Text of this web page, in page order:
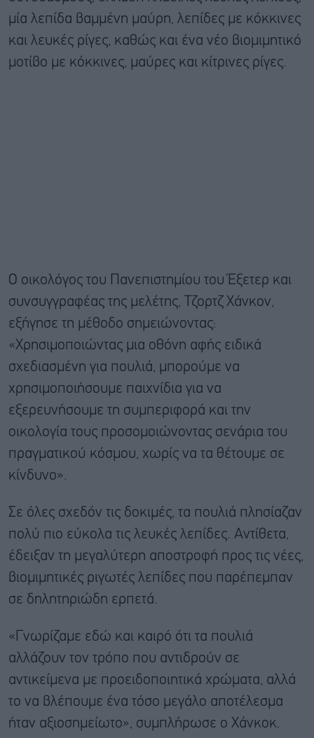
μία λεπίδα βαμμένη μαύρη, λεπίδες με κόκκινες
και λευκές ρίγες, καθώς και ένα νέο βιομιμητικό
μοτίβο με κόκκινες, μαύρες και κίτρινες ρίγες.
Ο οικολόγος του Πανεπιστημίου του Έξετερ και
συνσυγγραφέας της μελέτης, Τζορτζ Χάνκον,
εξήγησε τη μέθοδο σημειώνοντας:
«Χρησιμοποιώντας μια οθόνη αφής ειδικά
σχεδιασμένη για πουλιά, μπορούμε να
χρησιμοποιήσουμε παιχνίδια για να
εξερευνήσουμε τη συμπεριφορά και την
οικολογία τους προσομοιώνοντας σενάρια του
πραγματικού κόσμου, χωρίς να τα θέτουμε σε
κίνδυνο».
Σε όλες σχεδόν τις δοκιμές, τα πουλιά πλησίαζαν
πολύ πιο εύκολα τις λευκές λεπίδες. Αντίθετα,
έδειξαν τη μεγαλύτερη αποστροφή προς τις νέες,
βιομιμητικές ριγωτές λεπίδες που παρέπεμπαν
σε δηλητηριώδη ερπετά.
«Γνωρίζαμε εδώ και καιρό ότι τα πουλιά
αλλάζουν τον τρόπο που αντιδρούν σε
αντικείμενα με προειδοποιητικά χρώματα, αλλά
το να βλέπουμε ένα τόσο μεγάλο αποτέλεσμα
ήταν αξιοσημείωτο», συμπλήρωσε ο Χάνκοκ.